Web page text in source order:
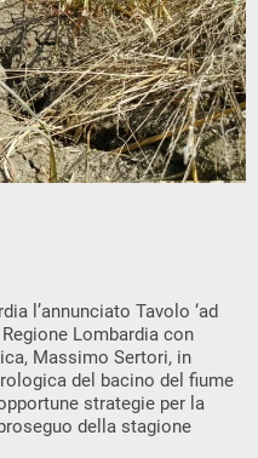
l’annunciato Tavolo ‘ad
Lombardia con
Massimo Sertori, in
del bacino del fiume
strategie per la
della stagione